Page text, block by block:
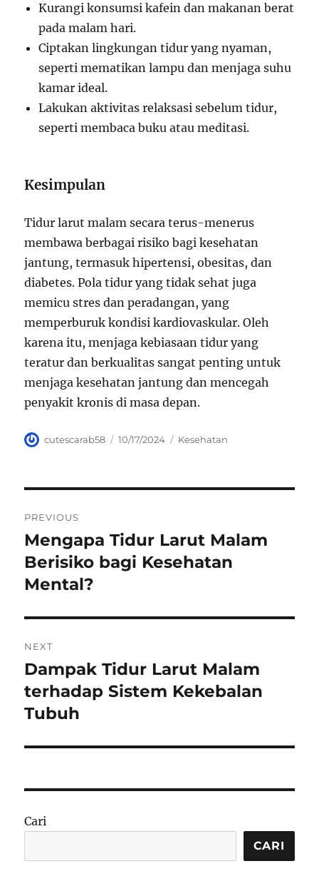
Kurangi konsumsi kafein dan makanan berat
pada malam hari.
Ciptakan lingkungan tidur yang nyaman,
seperti mematikan lampu dan menjaga suhu
kamar ideal.
Lakukan aktivitas relaksasi sebelum tidur,
seperti membaca buku atau meditasi.
Kesimpulan
Tidur larut malam secara terus-menerus
membawa berbagai risiko bagi kesehatan
jantung, termasuk hipertensi, obesitas, dan
diabetes. Pola tidur yang tidak sehat juga
memicu stres dan peradangan, yang
memperburuk kondisi kardiovaskular. Oleh
karena itu, menjaga kebiasaan tidur yang
teratur dan berkualitas sangat penting untuk
menjaga kesehatan jantung dan mencegah
penyakit kronis di masa depan.
Author
cutescarab58
Posted
10/17/2024 Categories
Kesehatan
pos
PREVIOUS
Previous
post:
Mengapa Tidur Larut Malam
Berisiko bagi Kesehatan
Mental?
NEXT
Next
post:
Dampak Tidur Larut Malam
terhadap Sistem Kekebalan
Tubuh
Cari
CARI